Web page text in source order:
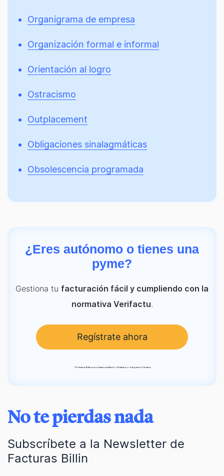
Organigrama de empresa
Organización formal e informal
Orientación al logro
Ostracismo
Outplacement
Obligaciones sinalagmáticas
Obsolescencia programada
¿Eres autónomo o tienes una
pyme?
Gestiona tu facturación fácil y cumpliendo con la
normativa Verifactu.
Regístrate ahora
*TS Facturas Billin es un software certificado Verifactu por la Agencia Tributaria.
No te pierdas nada
Subscríbete a la Newsletter de
Facturas Billin